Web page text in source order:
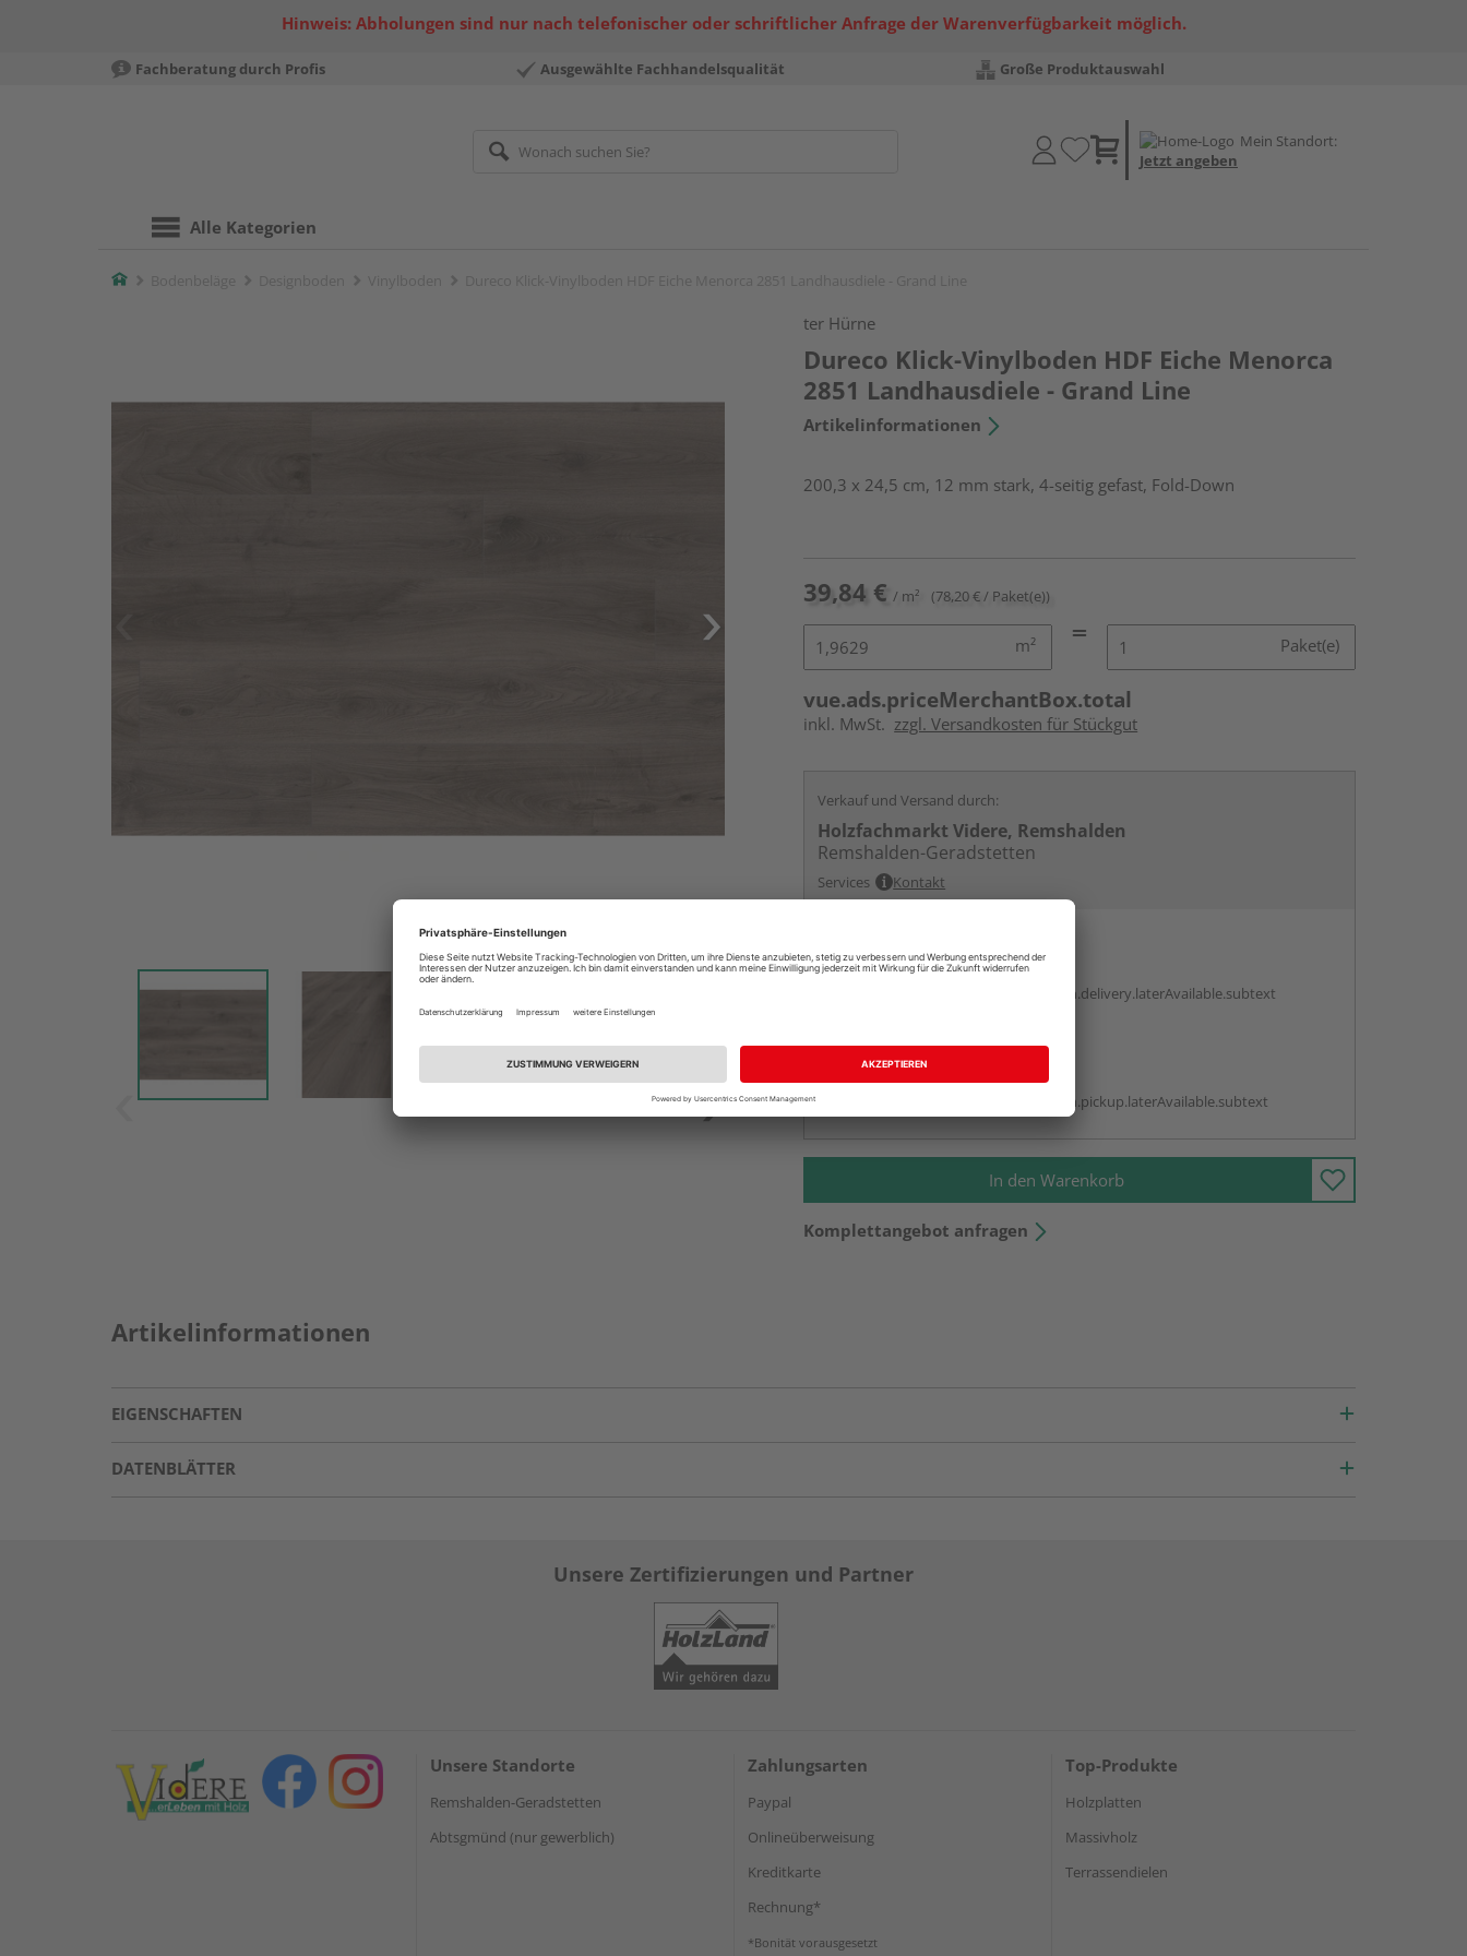
Hinweis: Abholungen sind nur nach telefonischer oder schriftlicher Anfrage der Warenverfügbarkeit möglich.
Fachberatung durch Profis Ausgewählte Fachhandelsqualität Große Produktauswahl
Mein Standort:
Jetzt angeben
Alle Kategorien
Home
ter Hürne
Dureco Klick-Vinylboden HDF Eiche Menorca
2851 Landhausdiele - Grand Line
Artikelinformationen
200,3 x 24,5 cm, 12 mm stark, 4-seitig gefast, Fold-Down
39,84 € / m² (78,20 € / Paket(e))
m² Paket(e)
vue.ads.priceMerchantBox.total
inkl. MwSt. zzgl. Versandkosten für Stückgut
Verkauf und Versand durch:
Holzfachmarkt Videre, Remshalden
Remshalden-Geradstetten
Services Kontakt
Auf Vorbestellung:
vue.ads.priceMerchantBox.option.delivery.laterAvailable.subtext
Beim Händler abholen
Auf Vorbestellung:
vue.ads.priceMerchantBox.option.pickup.laterAvailable.subtext
In den Warenkorb
Komplettangebot anfragen
Artikelinformationen
EIGENSCHAFTEN
DATENBLÄTTER
Unsere Zertifizierungen und Partner
Unsere Standorte
Remshalden-Geradstetten
Abtsgmünd (nur gewerblich)
Zahlungsarten
Paypal
Onlineüberweisung
Kreditkarte
Rechnung*
*Bonität vorausgesetzt
Top-Produkte
Holzplatten
Massivholz
Terrassendielen